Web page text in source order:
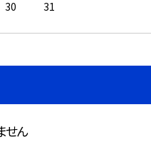
30 31
せん